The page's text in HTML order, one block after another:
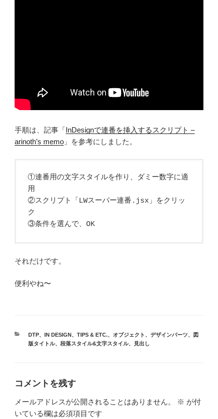
手順は、記事「InDesignで連番を挿入するスクリプト –
arinoth’s memo 」を参考にしました。
①連番用の文字スタイルを作り、ダミー数字に適
用
②スクリプト「LWスーパー連番.jsx」をクリッ
ク
③条件を選んで、OK
それだけです。
便利やね〜
カ
テ
DTP、 IN DESIGN、 TIPS & ETC.、 オブジェクト 、 デザインパーツ、
図
版タイトル、 段落スタイル&文字スタイル、 見出し
コメントを残す
メールアドレスが公開されることはありません。 ※ が付
いている欄は必須項目です